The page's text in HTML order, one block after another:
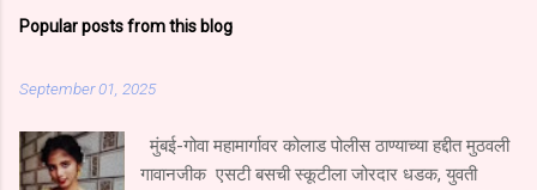
Popular posts from this blog
September 01, 2025
मुंबई-गोवा महामार्गावर कोलाड पोलीस ठाण्याच्या हद्दीत मुठवली
गावानजीक एसटी बसची स्कूटीला जोरदार धडक, युवती